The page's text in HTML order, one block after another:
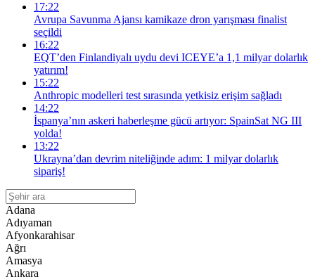
17:22
Avrupa Savunma Ajansı kamikaze dron yarışması finalist
seçildi
16:22
EQT’den Finlandiyalı uydu devi ICEYE’a 1,1 milyar dolarlık
yatırım!
15:22
Anthropic modelleri test sırasında yetkisiz erişim sağladı
14:22
İspanya’nın askeri haberleşme gücü artıyor: SpainSat NG III
yolda!
13:22
Ukrayna’dan devrim niteliğinde adım: 1 milyar dolarlık
sipariş!
Adana
Adıyaman
Afyonkarahisar
Ağrı
Amasya
Ankara